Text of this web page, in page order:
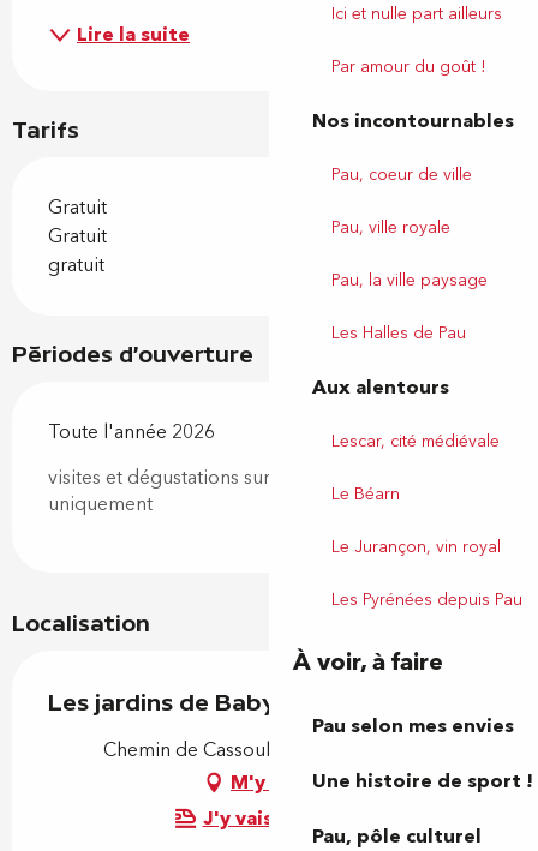
Ici et nulle part ailleurs
Par amour du goût !
Nos incontournables
Pau, coeur de ville
Pau, ville royale
Pau, la ville paysage
Les Halles de Pau
Aux alentours
Lescar, cité médiévale
Le Béarn
Le Jurançon, vin royal
Les Pyrénées depuis Pau
À voir, à faire
Pau selon mes envies
Une histoire de sport !
Pau, pôle culturel
Lire la suite
Tarifs
Gratuit
Gratuit
gratuit
Périodes d'ouverture
Toute l'année 2026
visites et dégustations sur rendez-vous
uniquement
Localisation
Les jardins de Babylone
Chemin de Cassouliat, 64290 Aubertin
M'y rendre
J'y vais en train !